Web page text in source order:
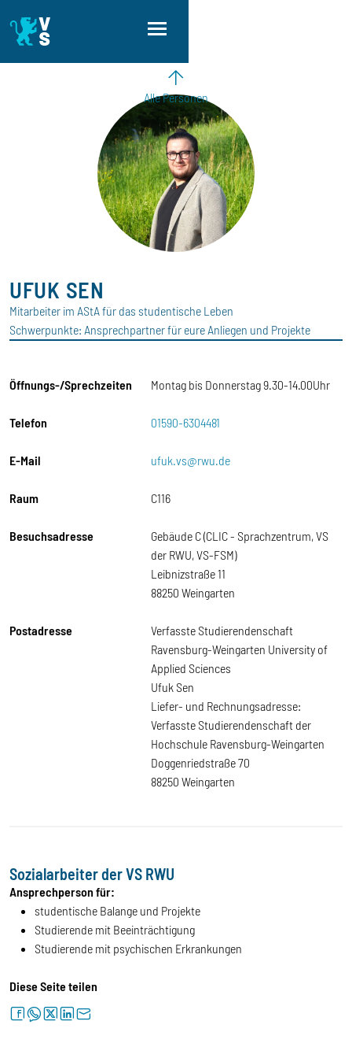
Alle Personen
UFUK SEN
Mitarbeiter im AStA für das studentische Leben
Schwerpunkte: Ansprechpartner für eure Anliegen und Projekte
Öffnungs-/Sprechzeiten Montag bis Donnerstag 9.30-14.00Uhr
Telefon 01590-6304481
E-Mail ufuk.vs@rwu.de
Raum C116
Besuchsadresse
Gebäude C (CLIC - Sprachzentrum, VS
der RWU, VS-FSM)
Leibnizstraße 11
88250 Weingarten
Postadresse
Verfasste Studierendenschaft
Ravensburg-Weingarten University of
Applied Sciences
Ufuk Sen
Liefer- und Rechnungsadresse:
Verfasste Studierendenschaft der
Hochschule Ravensburg-Weingarten
Doggenriedstraße 70
88250 Weingarten
Sozialarbeiter der VS RWU
Ansprechperson für:
studentische Balange und Projekte
Studierende mit Beeinträchtigung
Studierende mit psychischen Erkrankungen
Diese Seite teilen
facebookwhatsapptwitterlinkedinletter